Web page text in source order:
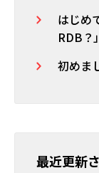
はじめ
RDB？
初めま
最近更新